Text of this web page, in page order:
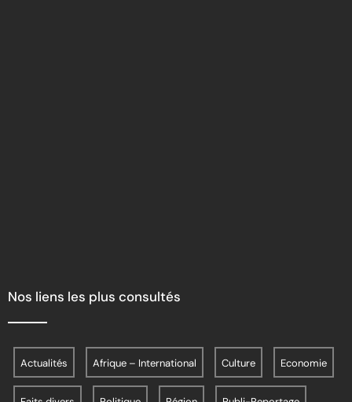
Nos liens les plus consultés
Actualités Afrique – International Culture Economie